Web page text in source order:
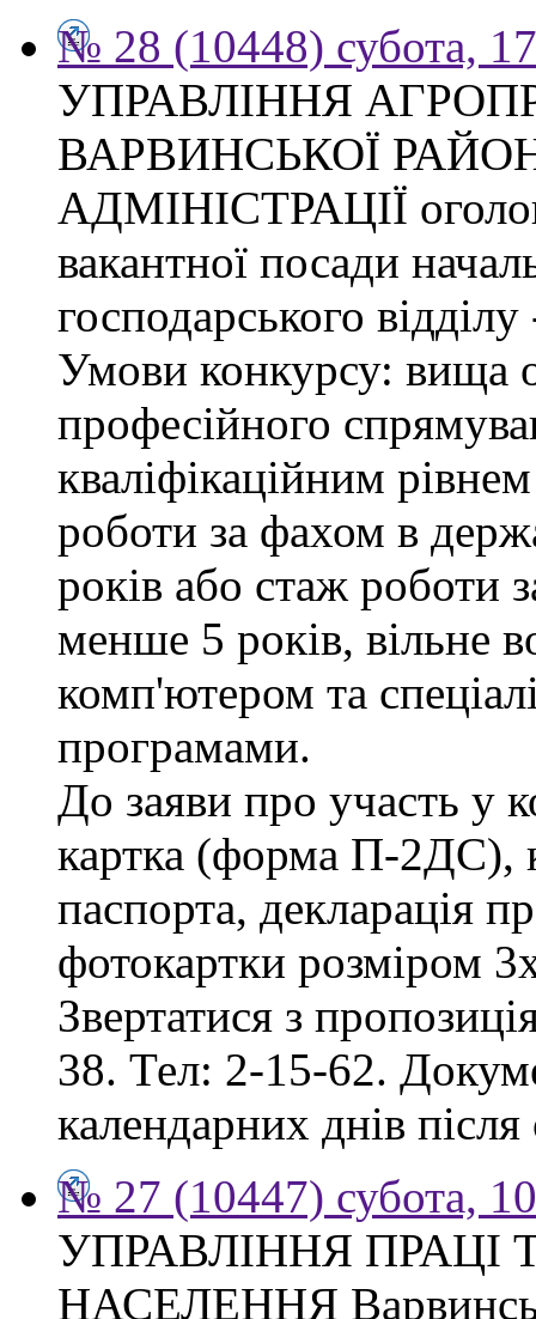
№ 28 (10448) субота,
УПРАВЛІННЯ
ВАРВИНСЬКОЇ
АДМІНІСТРАЦІЇ
вакантної посади
господарського
Умови конкурсу: вища
професійного
кваліфікаційним
роботи за фахом в
років або стаж роботи
менше 5 років, вільне
комп'ютером та
програмами.
До заяви про участь у
картка (форма П-2ДС),
паспорта, декларація
фотокартки розміром
Звертатися з
38. Тел: 2-15-62.
календарних днів
№ 27 (10447) субота,
УПРАВЛІННЯ ПРАЦІ
НАСЕЛЕННЯ